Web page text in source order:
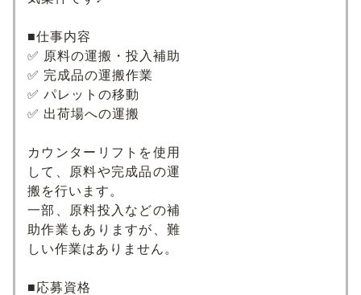
■仕事内容
✅ 原料の運搬・投入補助
✅ 完成品の運搬作業
✅ パレットの移動
✅ 出荷場への運搬
カウンターリフトを使用
して、原料や完成品の運
搬を行います。
一部、原料投入などの補
助作業もありますが、難
しい作業はありません。
■応募資格